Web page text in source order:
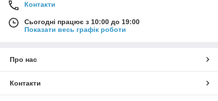
Контакти
Сьогодні працює з 10:00 до 19:00
Показати весь графік роботи
Про нас
Контакти